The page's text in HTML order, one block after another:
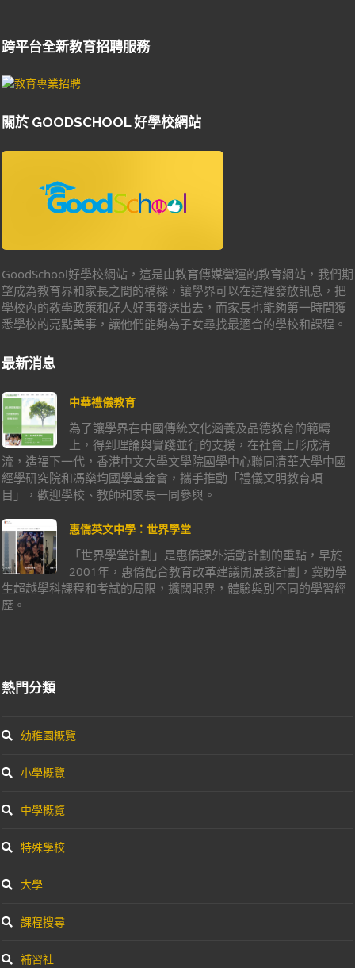
跨平台全新教育招聘服務
關於 GOODSCHOOL 好學校網站
GoodSchool好學校網站，這是由教育傳媒營運的教育網站，我們期
望成為教育界和家長之間的橋樑，讓學界可以在這裡發放訊息，把
學校內的教學政策和好人好事發送出去，而家長也能夠第一時間獲
悉學校的亮點美事，讓他們能夠為子女尋找最適合的學校和課程。
最新消息
中華禮儀教育
為了讓學界在中國傳統文化涵養及品德教育的範疇
上，得到理論與實踐並行的支援，在社會上形成清
流，造福下一代，香港中文大學文學院國學中心聯同清華大學中國
經學研究院和馮燊均國學基金會，攜手推動「禮儀文明教育項
目」，歡迎學校、教師和家長一同參與。
惠僑英文中學：世界學堂
「世界學堂計劃」是惠僑課外活動計劃的重點，早於
2001年，惠僑配合教育改革建議開展該計劃，冀盼學
生超越學科課程和考試的局限，擴闊眼界，體驗與別不同的學習經
歷。
熱門分類
幼稚園概覽
小學概覽
中學概覽
特殊學校
大學
課程搜尋
補習社